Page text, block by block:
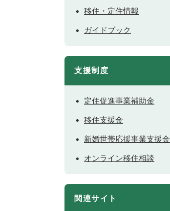
移住・定住情報
ガイドブック
支援制度
定住促進事業補助金
移住支援金
新婚世帯応援事業支援金
オンライン移住相談
関連サイト